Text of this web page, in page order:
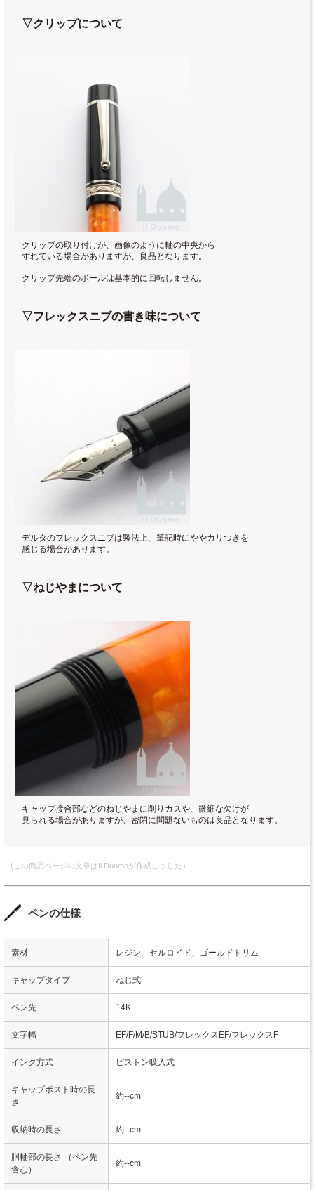
▽クリップについて
クリップの取り付けが、画像のように軸の中央から
ずれている場合がありますが、良品となります。
クリップ先端のボールは基本的に回転しません。
▽フレックスニブの書き味について
デルタのフレックスニブは製法上、筆記時にややカリつきを
感じる場合があります。
▽ねじやまについて
キャップ接合部などのねじやまに削りカスや、微細な欠けが
見られる場合がありますが、密閉に問題ないものは良品となります。
(この商品ページの文章はIl Duomoが作成しました）
ペンの仕様
素材 レジン、セルロイド、ゴールドトリム
キャップタイプ ねじ式
ペン先 14K
文字幅 EF/F/M/B/STUB/フレックスEF/フレックスF
インク方式 ピストン吸入式
キャップポスト時の長
さ
約--cm
収納時の長さ 約--cm
胴軸部の長さ （ペン先
含む）
約--cm